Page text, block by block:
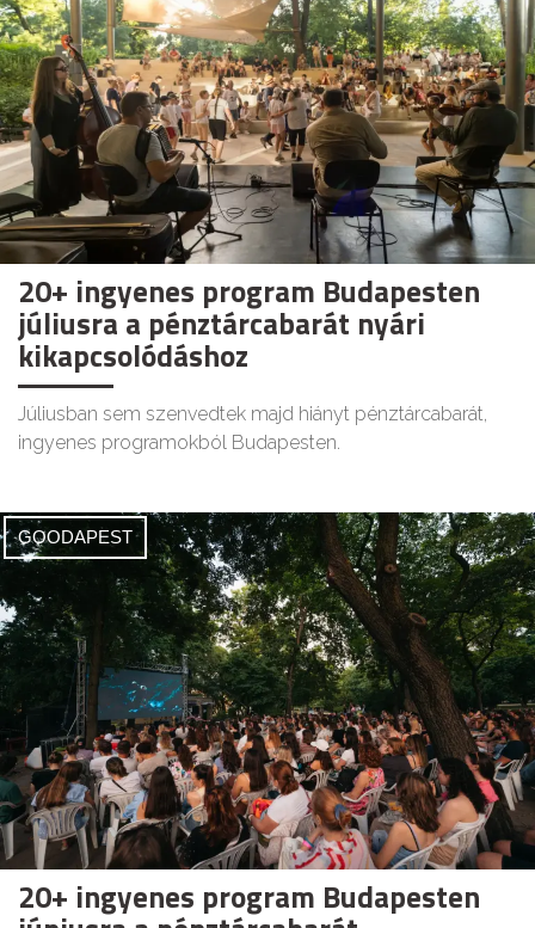
20+ ingyenes program Budapesten
júliusra a pénztárcabarát nyári
kikapcsolódáshoz
Júliusban sem szenvedtek majd hiányt pénztárcabarát,
ingyenes programokból Budapesten.
GOODAPEST
20+ ingyenes program Budapesten